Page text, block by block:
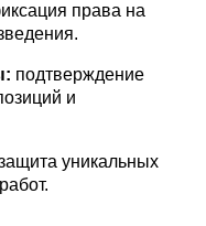
права на
подтверждение
и
уникальных